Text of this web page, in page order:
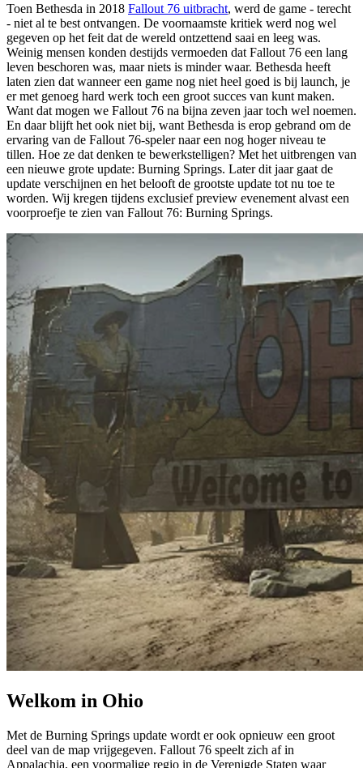
Toen Bethesda in 2018 Fallout 76 uitbracht, werd de game - terecht
- niet al te best ontvangen. De voornaamste kritiek werd nog wel
gegeven op het feit dat de wereld ontzettend saai en leeg was.
Weinig mensen konden destijds vermoeden dat Fallout 76 een lang
leven beschoren was, maar niets is minder waar. Bethesda heeft
laten zien dat wanneer een game nog niet heel goed is bij launch, je
er met genoeg hard werk toch een groot succes van kunt maken.
Want dat mogen we Fallout 76 na bijna zeven jaar toch wel noemen.
En daar blijft het ook niet bij, want Bethesda is erop gebrand om de
ervaring van de Fallout 76-speler naar een nog hoger niveau te
tillen. Hoe ze dat denken te bewerkstelligen? Met het uitbrengen van
een nieuwe grote update: Burning Springs. Later dit jaar gaat de
update verschijnen en het belooft de grootste update tot nu toe te
worden. Wij kregen tijdens exclusief preview evenement alvast een
voorproefje te zien van Fallout 76: Burning Springs.
Welkom in Ohio
Met de Burning Springs update wordt er ook opnieuw een groot
deel van de map vrijgegeven. Fallout 76 speelt zich af in
Appalachia, een voormalige regio in de Verenigde Staten waar